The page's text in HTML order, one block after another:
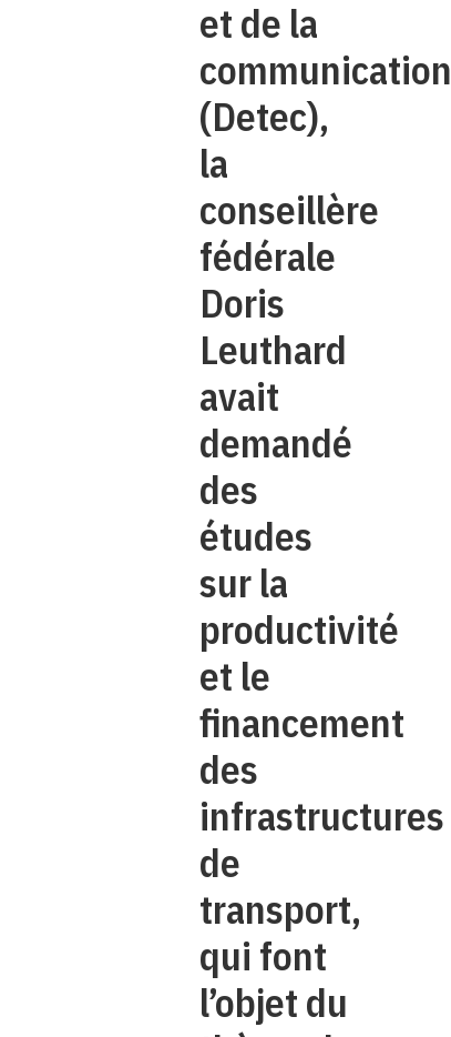
et de la
communication
(Detec),
la
conseillère
fédérale
Doris
Leuthard
avait
demandé
des
études
sur la
productivité
et le
financement
des
infrastructures
de
transport,
qui font
l’objet du